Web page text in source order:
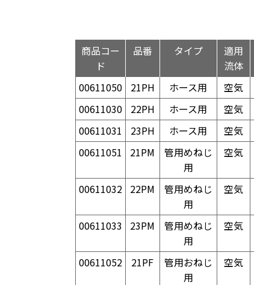
商品コー
ド
品番 タイプ
適用
流体
00611050 21PH ホース用 空気
00611030
22PH ホース用 空気
00611031
23PH ホース用 空気
00611051
21PM
管用めねじ
用
空気
00611032 22PM
管用めねじ
用
空気
00611033 23PM
管用めねじ
用
空気
00611052 21PF
管用おねじ
用
空気